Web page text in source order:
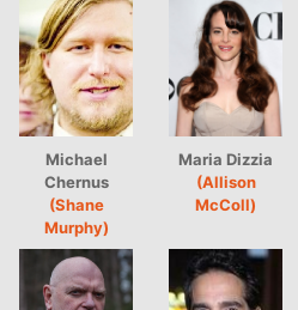
Michael
Chernus
(Shane
Murphy)
Maria Dizzia
(Allison
McColl)